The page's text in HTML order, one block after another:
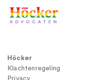
Höcker
Klachtenregeling
Privacy